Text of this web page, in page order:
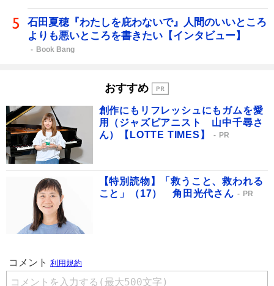
石田夏穂『わたしを庇わないで』人間のいいところ
よりも悪いところを書きたい【インタビュー】
Book Bang
おすすめ
創作にもリフレッシュにもガムを愛
用（ジャズピアニスト 山中千尋さ
ん）【LOTTE TIMES】
PR
【特別読物】「救うこと、救われる
こと」（17） 角田光代さん
PR